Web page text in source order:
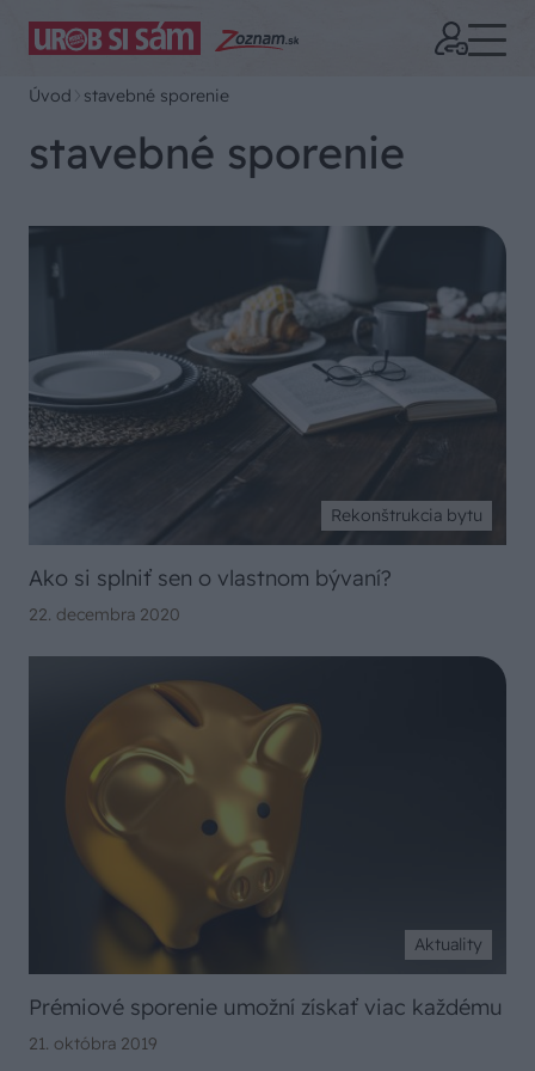
Úvod stavebné sporenie
stavebné sporenie
Rekonštrukcia bytu
Ako si splniť sen o vlastnom bývaní?
22. decembra 2020
Aktuality
Prémiové sporenie umožní získať viac každému
21. októbra 2019